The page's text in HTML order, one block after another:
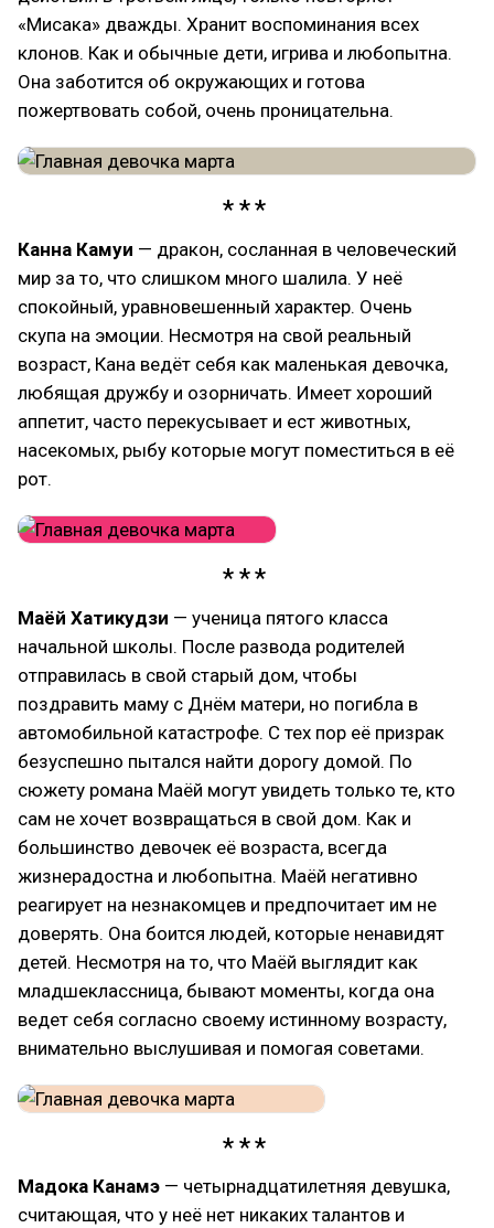
«Мисака» дважды. Хранит воспоминания всех
клонов. Как и обычные дети, игрива и любопытна.
Она заботится об окружающих и готова
пожертвовать собой, очень проницательна.
Канна Камуи — дракон, сосланная в человеческий
мир за то, что слишком много шалила. У неё
спокойный, уравновешенный характер. Очень
скупа на эмоции. Несмотря на свой реальный
возраст, Кана ведёт себя как маленькая девочка,
любящая дружбу и озорничать. Имеет хороший
аппетит, часто перекусывает и ест животных,
насекомых, рыбу которые могут поместиться в её
рот.
Маёй Хатикудзи — ученица пятого класса
начальной школы. После развода родителей
отправилась в свой старый дом, чтобы
поздравить маму с Днём матери, но погибла в
автомобильной катастрофе. С тех пор её призрак
безуспешно пытался найти дорогу домой. По
сюжету романа Маёй могут увидеть только те, кто
сам не хочет возвращаться в свой дом. Как и
большинство девочек её возраста, всегда
жизнерадостна и любопытна. Маёй негативно
реагирует на незнакомцев и предпочитает им не
доверять. Она боится людей, которые ненавидят
детей. Несмотря на то, что Маёй выглядит как
младшеклассница, бывают моменты, когда она
ведет себя согласно своему истинному возрасту,
внимательно выслушивая и помогая советами.
Мадока Канамэ — четырнадцатилетняя девушка,
считающая, что у неё нет никаких талантов и